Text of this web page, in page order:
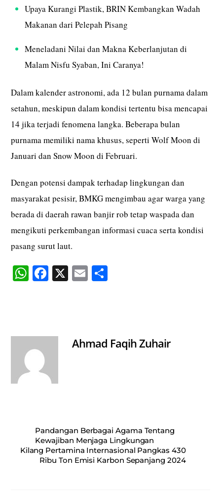
Upaya Kurangi Plastik, BRIN Kembangkan Wadah
Makanan dari Pelepah Pisang
Meneladani Nilai dan Makna Keberlanjutan di
Malam Nisfu Syaban, Ini Caranya!
Dalam kalender astronomi, ada 12 bulan purnama dalam
setahun, meskipun dalam kondisi tertentu bisa mencapai
14 jika terjadi fenomena langka. Beberapa bulan
purnama memiliki nama khusus, seperti Wolf Moon di
Januari dan Snow Moon di Februari.
Dengan potensi dampak terhadap lingkungan dan
masyarakat pesisir, BMKG mengimbau agar warga yang
berada di daerah rawan banjir rob tetap waspada dan
mengikuti perkembangan informasi cuaca serta kondisi
pasang surut laut.
W
pp
Fa X E
Ahmad Faqih Zuhair
Pandangan Berbagai Agama Tentang
Kewajiban Menjaga Lingkungan
Kilang Pertamina Internasional Pangkas 430
Ribu Ton Emisi Karbon Sepanjang 2024